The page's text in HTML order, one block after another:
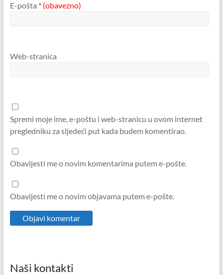
E-pošta * (obavezno)
Web-stranica
Spremi moje ime, e-poštu i web-stranicu u ovom internet
pregledniku za sljedeći put kada budem komentirao.
Obavijesti me o novim komentarima putem e-pošte.
Obavijesti me o novim objavama putem e-pošte.
Naši kontakti